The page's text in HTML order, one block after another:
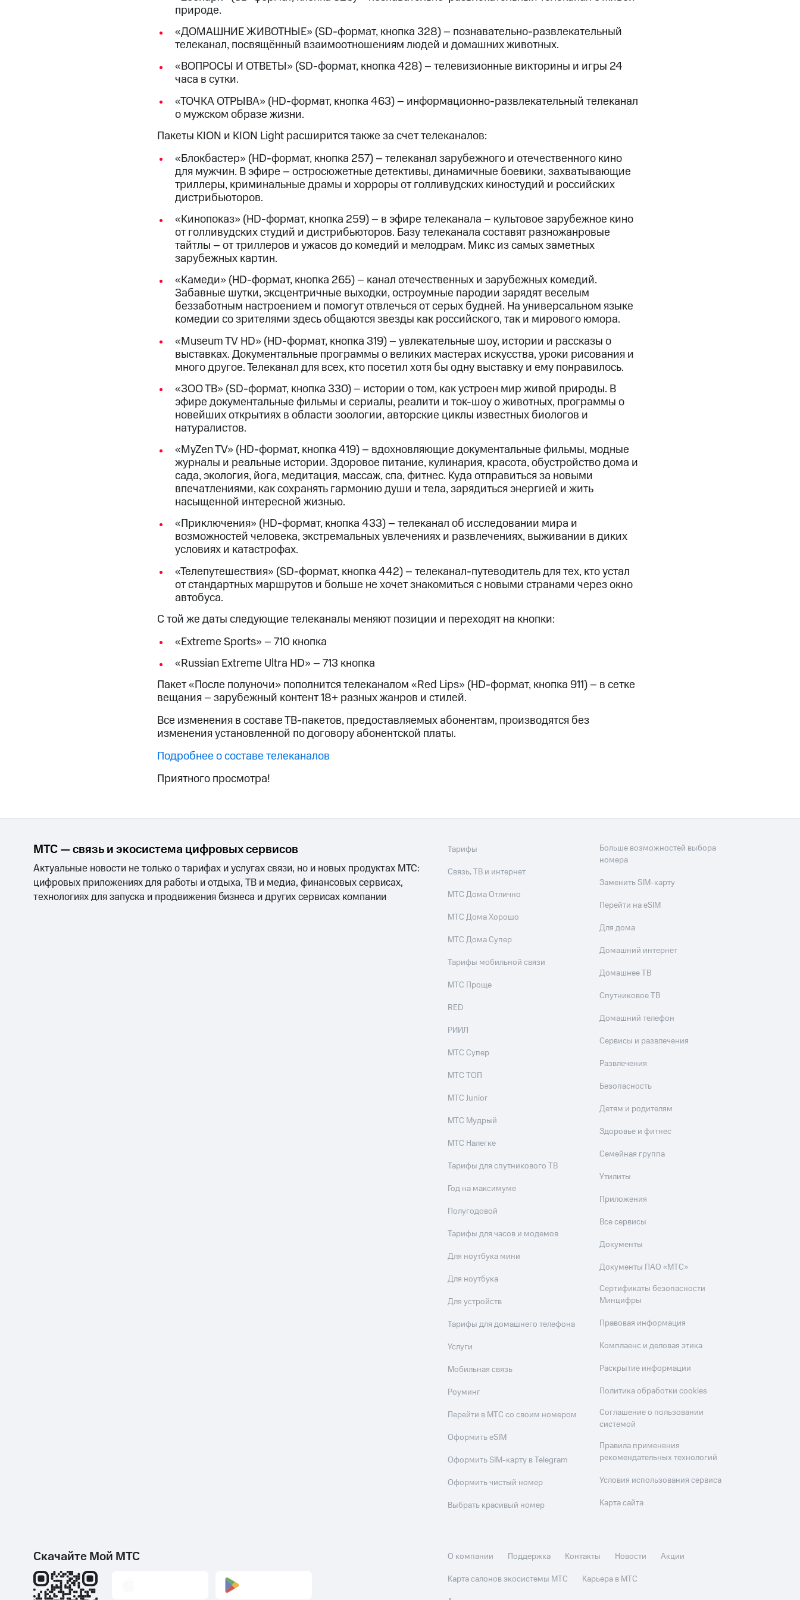
Наушники и колонки Умные часы и трекеры Умный дом ПланшетыАкции и скидкиВсе товары
Откладывайте деньги и получайте доход 15%
Условия пополнения
Скидка 30% на связь
Тарифы RED, РИИЛ и МТС Супер дешевле при оплате с карты МТС Деньги
при покупке со связью МТС
природе.
«ДОМАШНИЕ ЖИВОТНЫЕ» (SD-формат, кнопка 328) – познавательно-развлекательный
телеканал, посвящённый взаимоотношениям людей и домашних животных.
«ВОПРОСЫ И ОТВЕТЫ» (SD-формат, кнопка 428) – телевизионные викторины и игры 24
часа в сутки.
«ТОЧКА ОТРЫВА» (HD-формат, кнопка 463) – информационно-развлекательный телеканал
о мужском образе жизни.
Пакеты KION и KION Light расширится также за счет телеканалов:
«Блокбастер» (HD-формат, кнопка 257) – телеканал зарубежного и отечественного кино
для мужчин. В эфире – остросюжетные детективы, динамичные боевики, захватывающие
триллеры, криминальные драмы и хорроры от голливудских киностудий и российских
дистрибьюторов.
«Кинопоказ» (HD-формат, кнопка 259) – в эфире телеканала – культовое зарубежное кино
от голливудских студий и дистрибьюторов. Базу телеканала составят разножанровые
тайтлы – от триллеров и ужасов до комедий и мелодрам. Микс из самых заметных
зарубежных картин.
«Камеди» (HD-формат, кнопка 265) – канал отечественных и зарубежных комедий.
Забавные шутки, эксцентричные выходки, остроумные пародии зарядят веселым
беззаботным настроением и помогут отвлечься от серых будней. На универсальном языке
комедии со зрителями здесь общаются звезды как российского, так и мирового юмора.
«Museum TV HD» (HD-формат, кнопка 319) – увлекательные шоу, истории и рассказы о
выставках. Документальные программы о великих мастерах искусства, уроки рисования и
много другое. Телеканал для всех, кто посетил хотя бы одну выставку и ему понравилось.
«ЗОО ТВ» (SD-формат, кнопка 330) – истории о том, как устроен мир живой природы. В
эфире документальные фильмы и сериалы, реалити и ток-шоу о животных, программы о
новейших открытиях в области зоологии, авторские циклы известных биологов и
натуралистов.
«MyZen TV» (HD-формат, кнопка 419) – вдохновляющие документальные фильмы, модные
журналы и реальные истории. Здоровое питание, кулинария, красота, обустройство дома и
сада, экология, йога, медитация, массаж, спа, фитнес. Куда отправиться за новыми
впечатлениями, как сохранять гармонию души и тела, зарядиться энергией и жить
насыщенной интересной жизнью.
«Приключения» (HD-формат, кнопка 433) – телеканал об исследовании мира и
возможностей человека, экстремальных увлечениях и развлечениях, выживании в диких
условиях и катастрофах.
«Телепутешествия» (SD-формат, кнопка 442) – телеканал-путеводитель для тех, кто устал
от стандартных маршрутов и больше не хочет знакомиться с новыми странами через окно
автобуса.
С той же даты следующие телеканалы меняют позиции и переходят на кнопки:
«Extreme Sports» – 710 кнопка
«Russian Extreme Ultra HD» – 713 кнопка
Пакет «После полуночи» пополнится телеканалом «Red Lips» (HD-формат, кнопка 911) – в сетке
вещания – зарубежный контент 18+ разных жанров и стилей.
Все изменения в составе ТВ-пакетов, предоставляемых абонентам, производятся без
изменения установленной по договору абонентской платы.
Подробнее о составе телеканалов
Приятного просмотра!
МТС — связь и экосистема цифровых сервисов
Актуальные новости не только о тарифах и услугах связи, но и новых продуктах МТС:
цифровых приложениях для работы и отдыха, ТВ и медиа, финансовых сервисах,
технологиях для запуска и продвижения бизнеса и других сервисах компании
Тарифы
Связь, ТВ и интернет
МТС Дома Отлично
МТС Дома Хорошо
МТС Дома Супер
Тарифы мобильной связи
МТС Проще
RED
РИИЛ
МТС Супер
МТС ТОП
МТС Junior
МТС Мудрый
МТС Налегке
Тарифы для спутникового ТВ
Год на максимуме
Полугодовой
Тарифы для часов и модемов
Для ноутбука мини
Для ноутбука
Для устройств
Тарифы для домашнего телефона
Услуги
Мобильная связь
Роуминг
Перейти в МТС со своим номером
Оформить eSIM
Оформить SIM-карту в Telegram
Оформить чистый номер
Выбрать красивый номер
Больше возможностей выбора
номера
Заменить SIM-карту
Перейти на eSIM
Для дома
Домашний интернет
Домашнее ТВ
Спутниковое ТВ
Домашний телефон
Сервисы и развлечения
Развлечения
Безопасность
Детям и родителям
Здоровье и фитнес
Семейная группа
Утилиты
Приложения
Все сервисы
Документы
Документы ПАО «МТС»
Сертификаты безопасности
Минцифры
Правовая информация
Комплаенс и деловая этика
Раскрытие информации
Политика обработки cookies
Соглашение о пользовании
системой
Правила применения
рекомендательных технологий
Условия использования сервиса
Карта сайта
Скачайте Мой МТС О компании Поддержка Контакты Новости
Акции
Карта салонов экосистемы МТС
Карьера в МТС